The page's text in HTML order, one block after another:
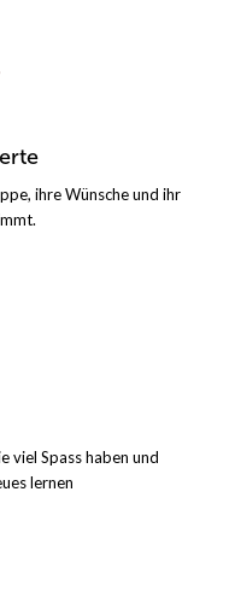
ihre Wünsche und ihr
viel Spass haben und
lernen